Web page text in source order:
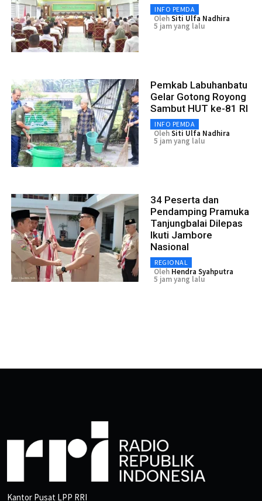
INFO PEMDA
OlehSiti Ulfa Nadhira
5 jam yang lalu
Pemkab Labuhanbatu
Gelar Gotong Royong
Sambut HUT ke-81 RI
INFO PEMDA
OlehSiti Ulfa Nadhira
5 jam yang lalu
34 Peserta dan
Pendamping Pramuka
Tanjungbalai Dilepas
Ikuti Jambore
Nasional
REGIONAL
Oleh Hendra Syahputra
5 jam yang lalu
Kantor Pusat LPP RRI